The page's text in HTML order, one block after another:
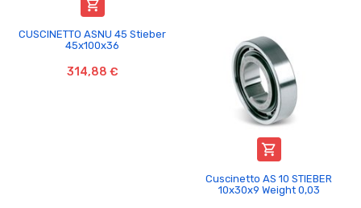

CUSCINETTO ASNU 45 Stieber
45x100x36
314,88 €

Cuscinetto AS 10 STIEBER
10x30x9 Weight 0,03